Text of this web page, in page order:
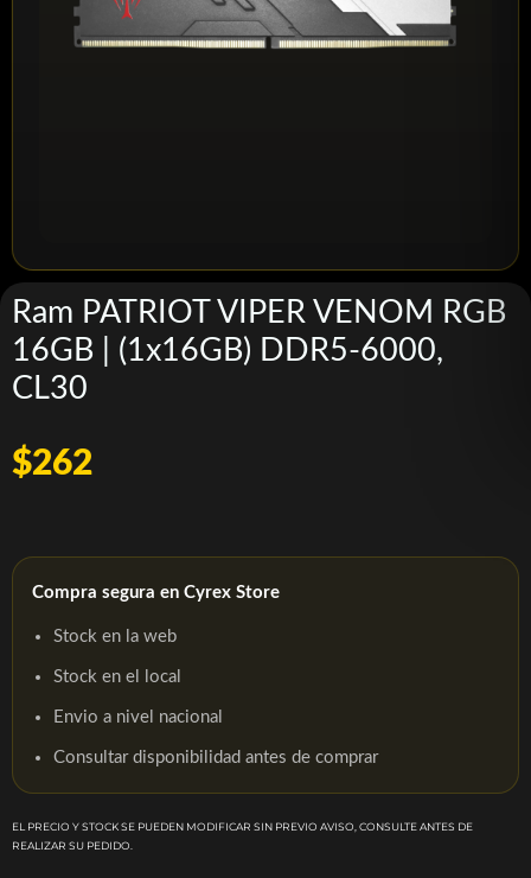
Ram PATRIOT VIPER VENOM RGB
16GB | (1x16GB) DDR5-6000,
CL30
$262
Compra segura en Cyrex Store
Stock en la web
Stock en el local
Envio a nivel nacional
Consultar disponibilidad antes de comprar
EL PRECIO Y STOCK SE PUEDEN MODIFICAR SIN PREVIO AVISO, CONSULTE ANTES DE
REALIZAR SU PEDIDO.